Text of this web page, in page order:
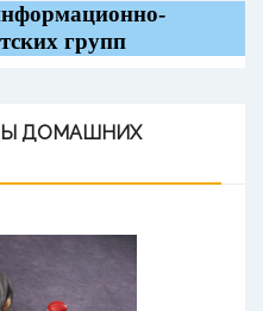
групп
ДОМАШНИХ